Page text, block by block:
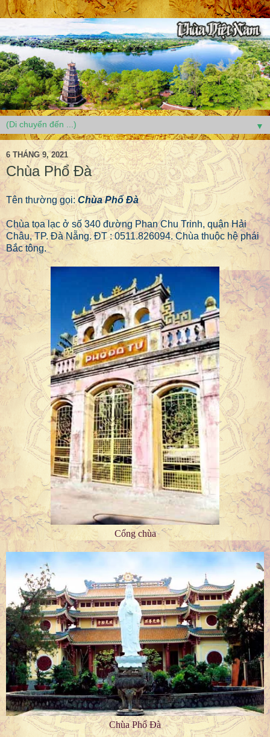
▼
6 THÁNG 9, 2021
Chùa Phổ Đà
Tên thường gọi:Chùa Phổ Đà
Chùa tọa lạc ở số 340 đường Phan Chu Trinh, quận Hải
Châu, TP. Đà Nẵng. ĐT : 0511.826094. Chùa thuộc hệ phái
Bắc tông.
Cổng chùa
Chùa Phổ Đà